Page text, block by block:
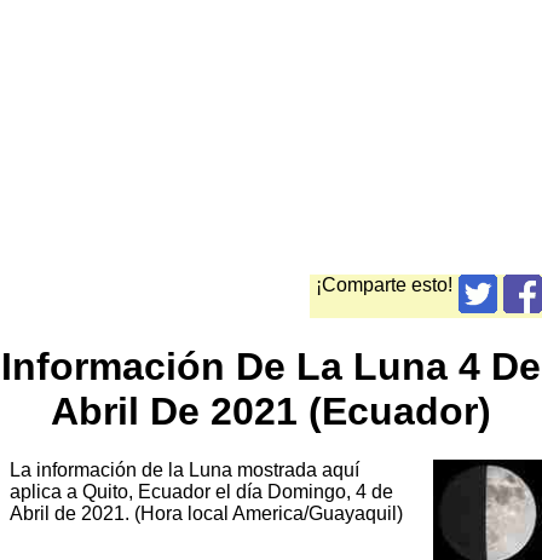
¡Comparte esto!
Información De La Luna 4 De
Abril De 2021 (Ecuador)
La información de la Luna mostrada aquí
aplica a Quito, Ecuador el día Domingo, 4 de
Abril de 2021. (Hora local America/Guayaquil)